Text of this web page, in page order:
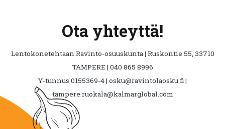
Ota yhteyttä!
Lentokonetehtaan Ravinto-osuuskunta | Ruskontie 55, 33710
TAMPERE | 040 865 8996
Y-tunnus 0155369-4 | osku@ravintolaosku.fi |
tampere.ruokala@kalmarglobal.com